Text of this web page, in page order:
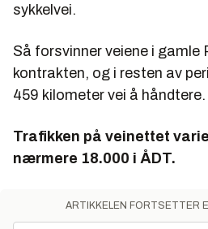
sykkelvei.
Så forsvinner veiene i gamle
kontrakten, og i resten av
459 kilometer vei å håndtere.
Trafikken på veinettet
nærmere 18.000 i ÅDT.
ARTIKKELEN FORTSETTER